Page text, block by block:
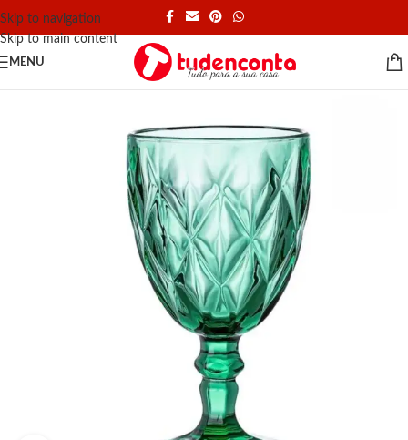
Skip to navigation
Skip to main content
MENU